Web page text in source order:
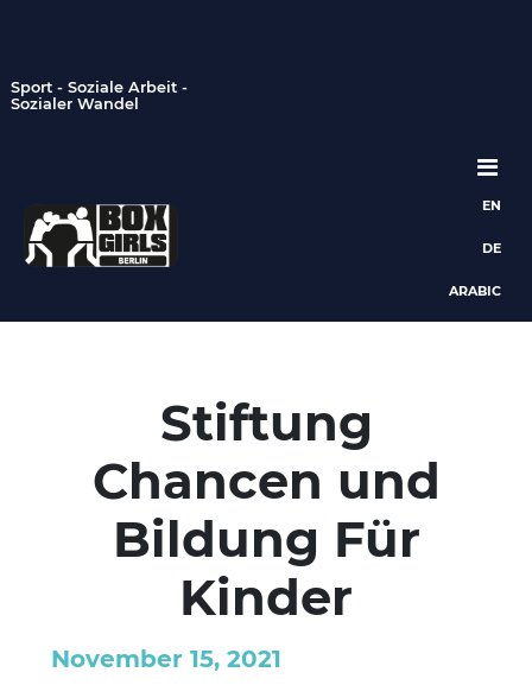
Sport - Soziale Arbeit -
Sozialer Wandel
Hauptnavigation
EN
DE
ARABIC
Stiftung
Chancen und
Bildung Für
Kinder
November 15, 2021